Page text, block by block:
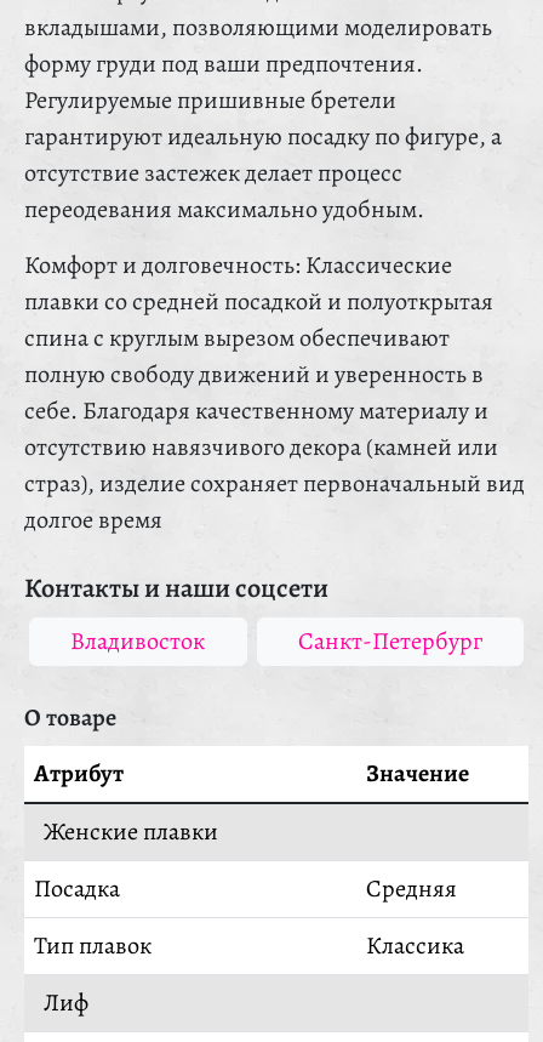
вкладышами, позволяющими моделировать
форму груди под ваши предпочтения.
Регулируемые пришивные бретели
гарантируют идеальную посадку по фигуре, а
отсутствие застежек делает процесс
переодевания максимально удобным.
Комфорт и долговечность: Классические
плавки со средней посадкой и полуоткрытая
спина с круглым вырезом обеспечивают
полную свободу движений и уверенность в
себе. Благодаря качественному материалу и
отсутствию навязчивого декора (камней или
страз), изделие сохраняет первоначальный вид
долгое время
Контакты и наши соцсети
Владивосток Санкт-Петербург
О товаре
Атрибут
Значение
Женские плавки
Посадка
Средняя
Тип плавок
Классика
Лиф